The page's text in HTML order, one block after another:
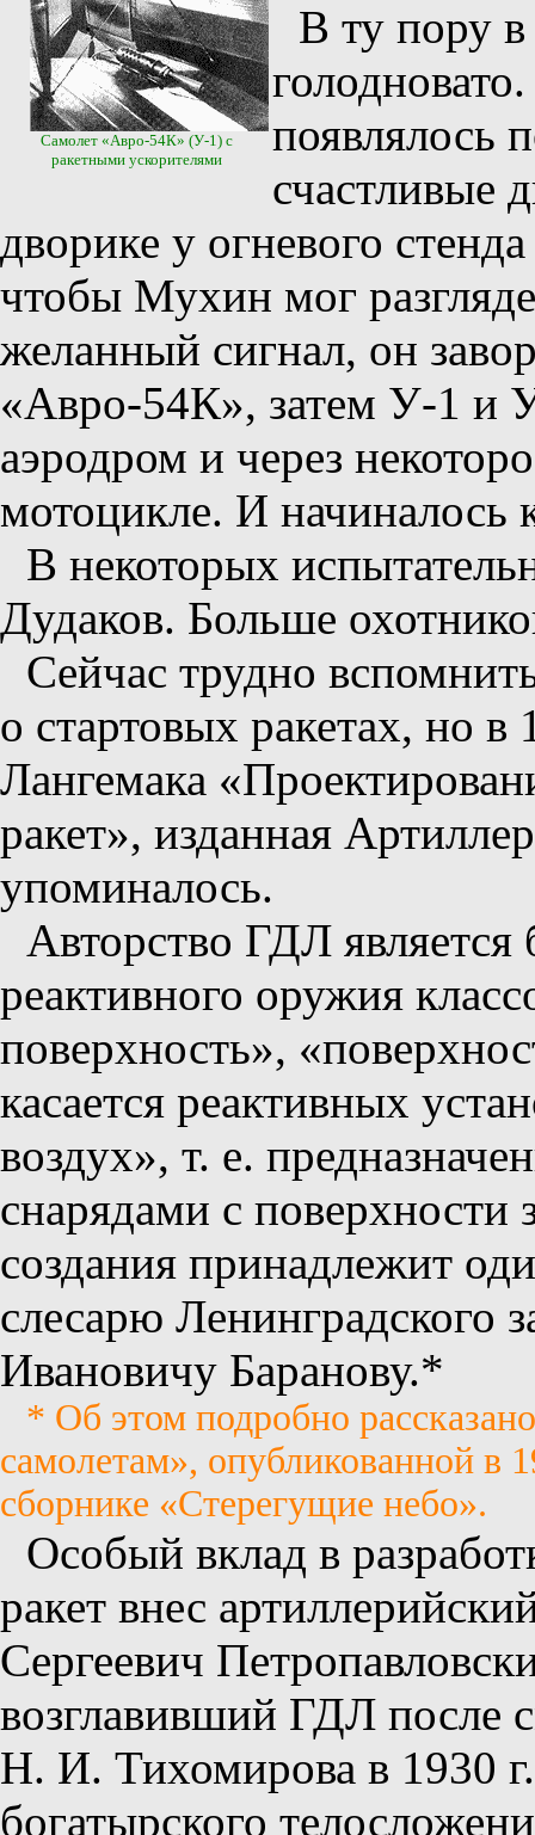
Самолет «Авро-54К» (У-1) с
ракетными ускорителями
В ту пору
появлялось
счастливые
дворике у огневого
чтобы Мухин мог
желанный сигнал, он
«Авро-54К», затем У-1 и
аэродром и через
мотоцикле. И начиналось
В некоторых
Дудаков. Больше
Сейчас трудно
о стартовых ракетах, но
Лангемака
ракет», изданная
упоминалось.
Авторство ГДЛ
реактивного оружия
поверхность»,
касается реактивных
воздух», т. е.
снарядами с поверхности
создания принадлежит
слесарю Ленинградского
Ивановичу Баранову.*
* Об этом подробно
самолетам», опубликованной
сборнике «Стерегущие небо».
Особый вклад в
ракет внес
Сергеевич
возглавивший ГДЛ после
Н. И. Тихомирова в 1930
богатырского